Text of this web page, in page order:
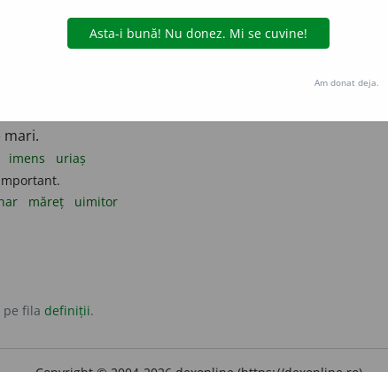
piramidal= celulă nervoasă a substanței cenușii din creier.
nervoase ale măduvei spinării.
al abdomenului.
imens
uriaș
măreț
uimitor
pe fila definiții.
Am donat deja.